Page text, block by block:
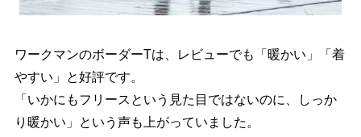
ワークマンのボーダーTは、レビューでも「暖かい」「着
すい」と好評です。
「いかにもフリースという見た目ではないのに、しっか
り暖かい」という声も上がっていました。